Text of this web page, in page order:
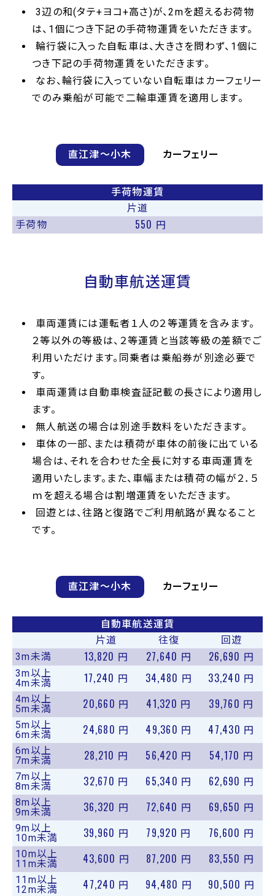
3辺の和(タテ+ヨコ+高さ)が、2mを超えるお荷物
は、1個につき下記の手荷物運賃をいただきます。
輪行袋に入った自転車は、大きさを問わず、1個に
つき下記の手荷物運賃をいただきます。
なお、輪行袋に入っていない自転車はカーフェリー
でのみ乗船が可能で二輪車運賃を適用します。
直江津〜小木 カーフェリー
手荷物運賃
片道
手荷物
550 円
自動車航送運賃
車両運賃には運転者１人の２等運賃を含みます。
２等以外の等級は、２等運賃と当該等級の差額でご
利用いただけます。同乗者は乗船券が別途必要で
す。
車両運賃は自動車検査証記載の長さにより適用し
ます。
無人航送の場合は別途手数料をいただきます。
車体の一部、または積荷が車体の前後に出ている
場合は、それを合わせた全長に対する車両運賃を
適用いたします。また、車幅または積荷の幅が２．５
ｍを超える場合は割増運賃をいただきます。
回遊とは、往路と復路でご利用航路が異なること
です。
直江津〜小木 カーフェリー
自動車航送運賃
片道
往復
回遊
3m未満
13,820 円 27,640 円 26,690 円
3m以上
4m未満
17,240 円 34,480 円 33,240 円
4m以上
5m未満
20,660 円 41,320 円 39,760 円
5m以上
6m未満
24,680 円 49,360 円 47,430 円
6m以上
7m未満
28,210 円 56,420 円 54,170 円
7m以上
8m未満
32,670 円 65,340 円 62,690 円
8m以上
9m未満
36,320 円 72,640 円 69,650 円
9m以上
10m未満
39,960 円 79,920 円 76,600 円
10m以上
11m未満
43,600 円 87,200 円 83,550 円
11m以上
12m未満
47,240 円 94,480 円 90,500 円